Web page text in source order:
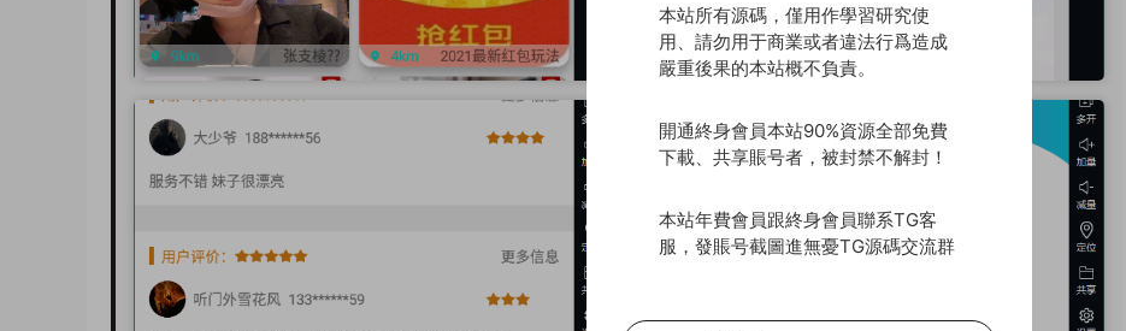
本站所有源碼，僅用作學習研究使
用、請勿用于商業或者違法行爲造成
嚴重後果的本站概不負責。
開通終身會員本站90%資源全部免費
下載、共享賬号者，被封禁不解封！
本站年費會員跟終身會員聯系TG客
服，發賬号截圖進無憂TG源碼交流群